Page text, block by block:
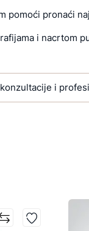
pomoći pronaći
i nacrtom
i